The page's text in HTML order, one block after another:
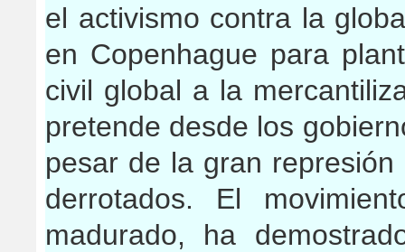
el activismo contra la
en Copenhague para
civil global a la
pretende desde los
pesar de la gran
derrotados. El
madurado, ha